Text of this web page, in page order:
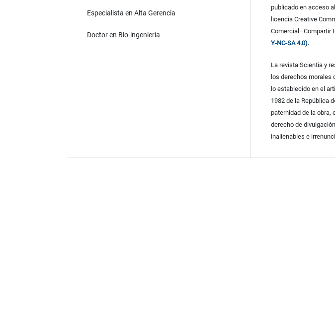
Especialista en Alta Gerencia
Doctor en Bio-ingeniería
publicado en acceso
licencia Creative
Comercial–Compartir
Y-NC-SA 4.0).
La revista Scientia y
los derechos morales
lo establecido en el
1982 de la República
paternidad de la obra,
derecho de
inalienables e